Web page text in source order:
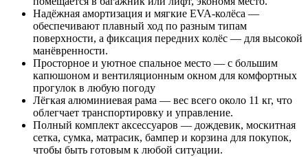
Надёжная амортизация и мягкие EVA-колёса —
обеспечивают плавный ход по разным типам
поверхности, а фиксация передних колёс — для высокой
манёвренности.
Просторное и уютное спальное место — с большим
капюшоном и вентиляционным окном для комфортных
прогулок в любую погоду
Лёгкая алюминиевая рама — вес всего около 11 кг, что
облегчает транспортировку и управление.
Полный комплект аксессуаров — дождевик, москитная
сетка, сумка, матрасик, бампер и корзина для покупок,
чтобы быть готовым к любой ситуации.